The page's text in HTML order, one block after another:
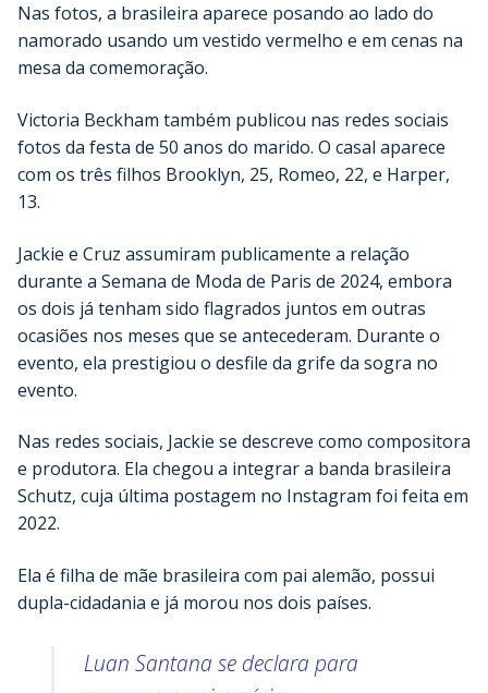
Nas fotos, a brasileira aparece posando ao lado do
namorado usando um vestido vermelho e em cenas na
mesa da comemoração.
Victoria Beckham também publicou nas redes sociais
fotos da festa de 50 anos do marido. O casal aparece
com os três filhos Brooklyn, 25, Romeo, 22, e Harper,
13.
Jackie e Cruz assumiram publicamente a relação
durante a Semana de Moda de Paris de 2024, embora
os dois já tenham sido flagrados juntos em outras
ocasiões nos meses que se antecederam. Durante o
evento, ela prestigiou o desfile da grife da sogra no
evento.
Nas redes sociais, Jackie se descreve como compositora
e produtora. Ela chegou a integrar a banda brasileira
Schutz, cuja última postagem no Instagram foi feita em
2022.
Ela é filha de mãe brasileira com pai alemão, possui
dupla-cidadania e já morou nos dois países.
Luan Santana se declara para